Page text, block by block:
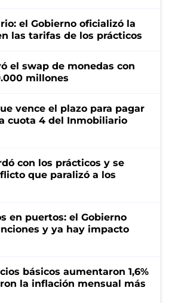
el Gobierno oficializó la
las tarifas de los prácticos
el swap de monedas con
millones
vence el plazo para pagar
cuota 4 del Inmobiliario
con los prácticos y se
que paralizó a los
en puertos: el Gobierno
y ya hay impacto
básicos aumentaron 1,6%
la inflación mensual más